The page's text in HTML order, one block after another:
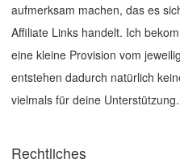
aufmerksam machen, das es
Affiliate Links handelt. Ich
eine kleine Provision vom
entstehen dadurch natürlich
vielmals für deine Unterstützung.
Rechtliches